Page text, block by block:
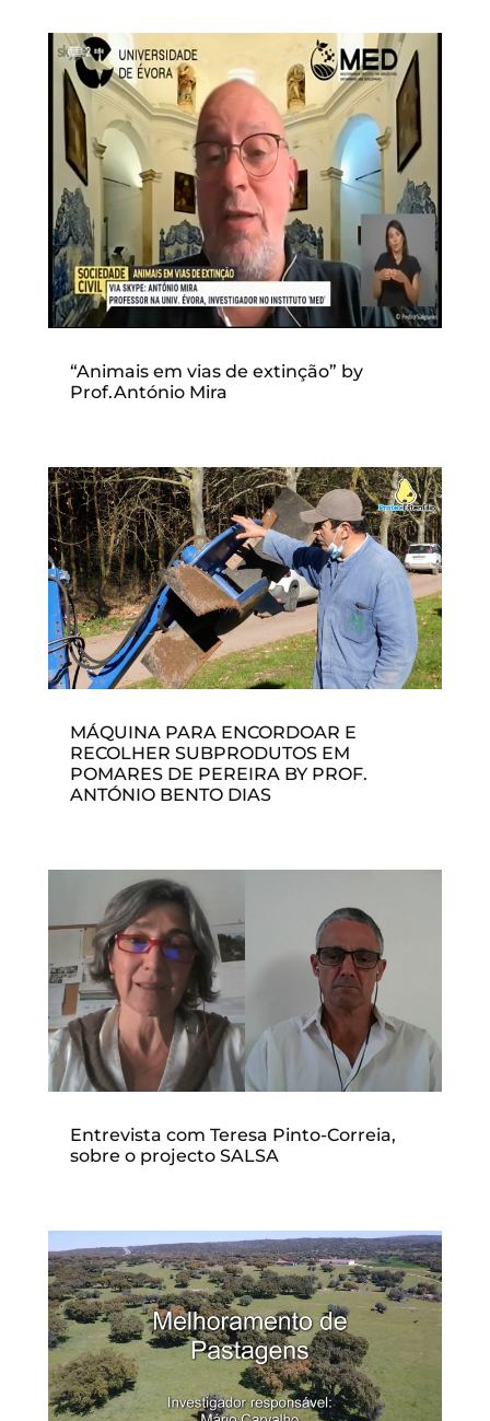
“Animais em vias de extinção” by
Prof.António Mira
MÁQUINA PARA ENCORDOAR E
RECOLHER SUBPRODUTOS EM
POMARES DE PEREIRA BY PROF.
ANTÓNIO BENTO DIAS
Entrevista com Teresa Pinto-Correia,
sobre o projecto SALSA